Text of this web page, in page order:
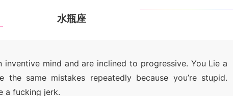
水瓶座
inventive mind and are inclined to progressive. You Lie a
the same mistakes repeatedly because you’re stupid.
a fucking jerk.